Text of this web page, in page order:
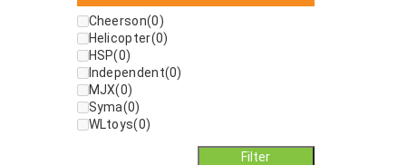
Cheerson(0)
Helicopter(0)
HSP(0)
Independent(0)
MJX(0)
Syma(0)
WLtoys(0)
Filter